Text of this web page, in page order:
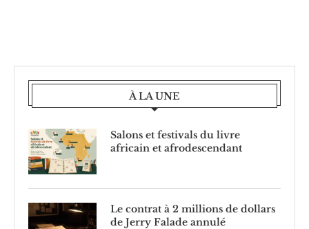
À LA UNE
Salons et festivals du livre
africain et afrodescendant
Le contrat à 2 millions de dollars
de Jerry Falade annulé